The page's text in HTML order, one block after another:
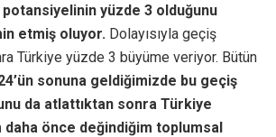
yüzde 3 olduğunu
etmiş oluyor. Dolayısıyla geçiş
Türkiye yüzde 3 büyüme veriyor. Bütün
sonuna geldiğimizde bu geçiş
da atlattıktan sonra Türkiye
önce değindiğim toplumsal